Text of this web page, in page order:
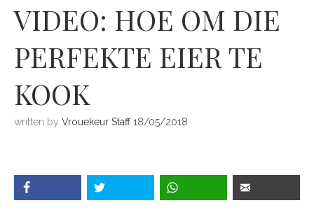
VIDEO: HOE OM DIE
PERFEKTE EIER TE
KOOK
written by Vrouekeur Staff 18/05/2018